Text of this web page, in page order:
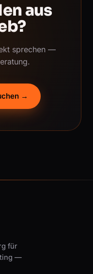
aus
sprechen —
→
für
—